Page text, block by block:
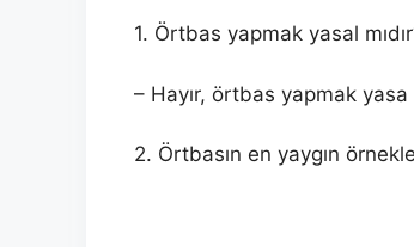
1. Örtbas yapmak yasal
– Hayır, örtbas yapmak yasa
2. Örtbasın en yaygın